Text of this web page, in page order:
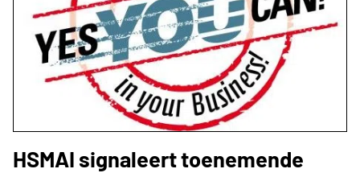
HSMAI signaleert toenemende